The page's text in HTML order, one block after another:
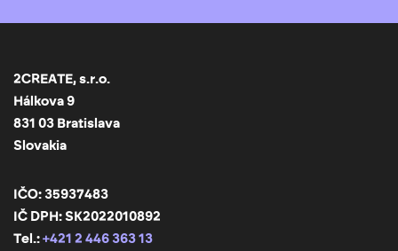
2CREATE, s.r.o.
Hálkova 9
831 03 Bratislava
Slovakia
IČO: 35937483
IČ DPH: SK2022010892
Tel.:+421 2 446 363 13